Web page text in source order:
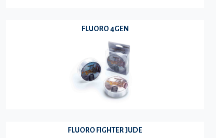
FLUORO 4GEN
FLUORO FIGHTER JUDE